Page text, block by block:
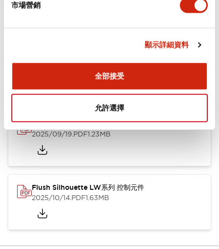
市場營銷
顯示詳細資料
全部接受
允許選擇
Flush Silhouette LW系列 控制元件 (英文版)
2025/09/19.PDF1.23MB
Flush Silhouette LW系列 控制元件
2025/10/14.PDF1.63MB